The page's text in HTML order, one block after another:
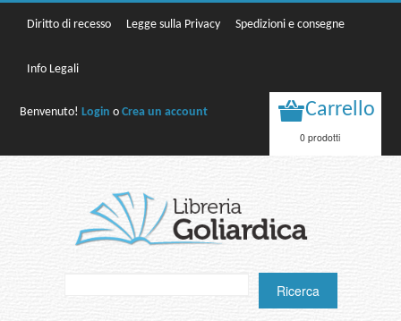
Diritto di recesso Legge sulla Privacy Spedizioni e consegne
Info Legali
Benvenuto!Login oCrea un account Carrello
0 prodotti